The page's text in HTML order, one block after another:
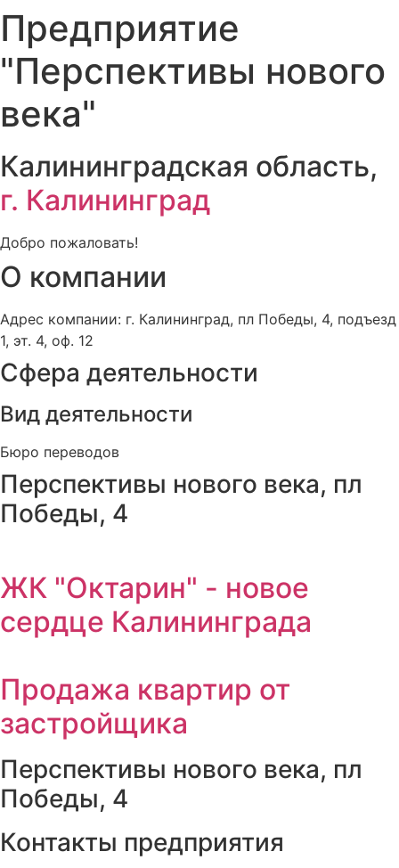
Предприятие
"Перспективы нового
века"
Калининградская область,
г. Калининград
Добро пожаловать!
О компании
Адрес компании: г. Калининград, пл Победы, 4, подъезд
1, эт. 4, оф. 12
Сфера деятельности
Вид деятельности
Бюро переводов
Перспективы нового века, пл
Победы, 4
ЖК "Октарин" - новое
сердце Калининграда
Продажа квартир от
застройщика
Перспективы нового века, пл
Победы, 4
Контакты предприятия